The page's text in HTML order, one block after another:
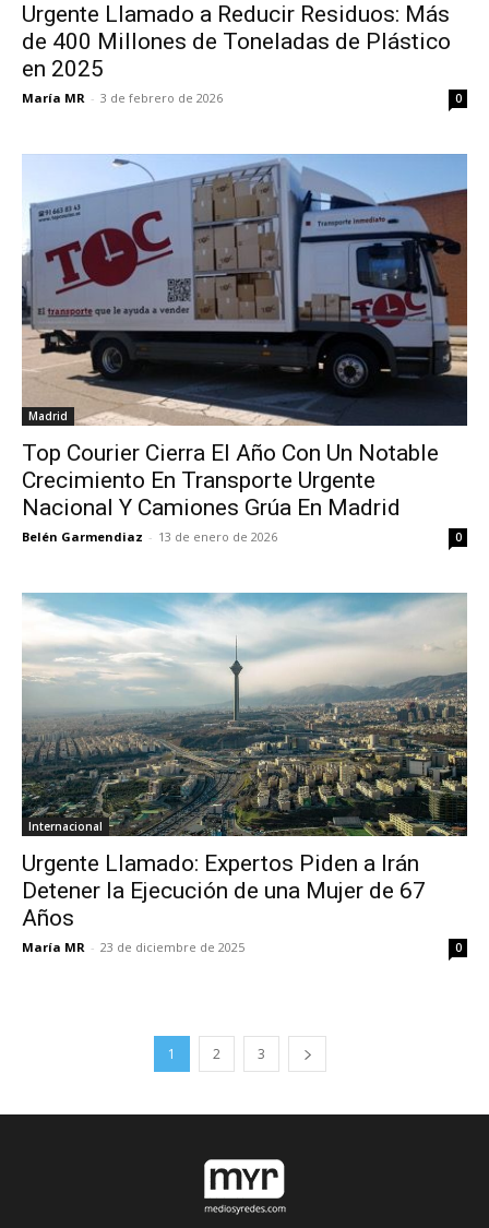
Urgente Llamado a Reducir Residuos: Más
de 400 Millones de Toneladas de Plástico
en 2025
María MR - 3 de febrero de 2026 0
Madrid
Top Courier Cierra El Año Con Un Notable
Crecimiento En Transporte Urgente
Nacional Y Camiones Grúa En Madrid
Belén Garmendiaz - 13 de enero de 2026 0
Internacional
Urgente Llamado: Expertos Piden a Irán
Detener la Ejecución de una Mujer de 67
Años
María MR - 23 de diciembre de 2025 0
1 2 3